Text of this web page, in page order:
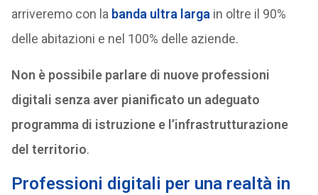
arriveremo con la banda ultra larga in oltre il 90%
delle abitazioni e nel 100% delle aziende.
Non è possibile parlare di nuove professioni
digitali senza aver pianificato un adeguato
programma di istruzione e l’infrastrutturazione
del territorio.
Professioni digitali per una realtà in